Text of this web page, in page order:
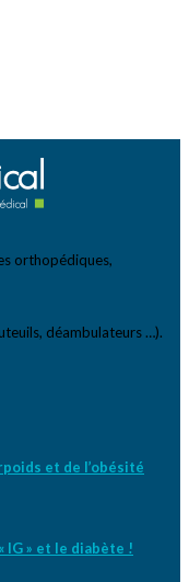
orthopédiques,
déambulateurs …).
et de l’obésité
IG » et le diabète !